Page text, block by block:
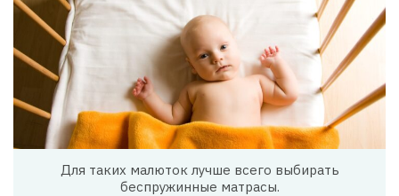
Для таких малюток лучше всего выбирать
беспружинные матрасы.